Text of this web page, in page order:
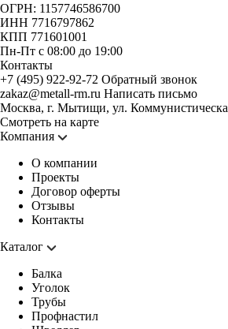
ОГРН: 1157746586700
ИНН 7716797862
КПП 771601001
Пн-Пт с 08:00 до 19:00
Контакты
+7 (495) 922-92-72 Обратный звонок
zakaz@metall-rm.ru Написать письмо
Москва, г. Мытищи, ул.
Смотреть на карте
Компания
О компании
Проекты
Договор оферты
Отзывы
Контакты
Каталог
Балка
Уголок
Трубы
Профнастил